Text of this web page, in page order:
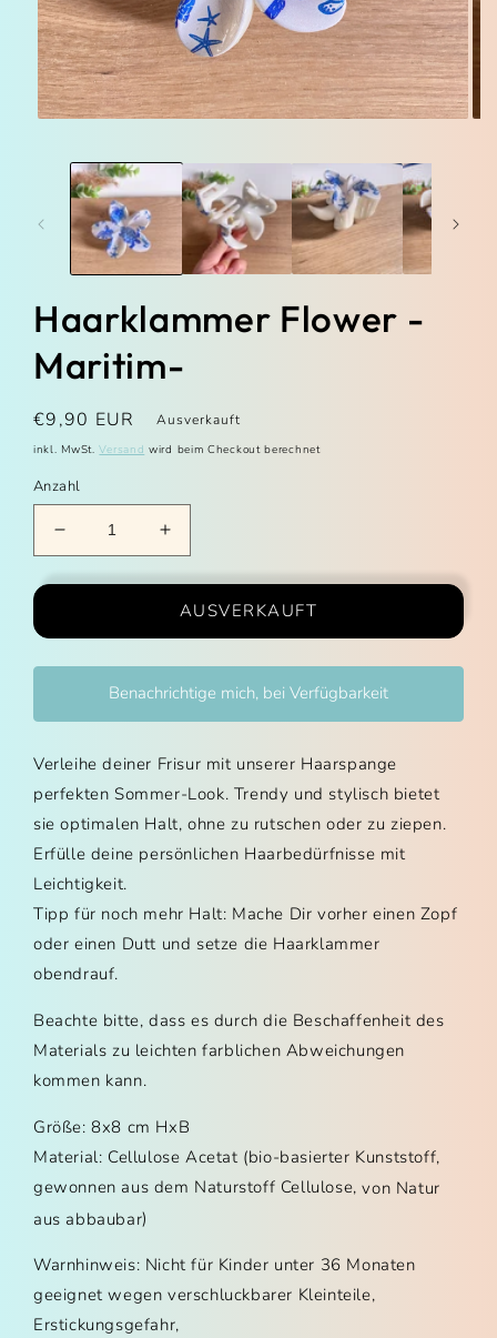
Haarklammer Flower -
Maritim-
Normaler Preis
€9,90 EUR Ausverkauft
inkl. MwSt.Versand wird beim Checkout berechnet
Anzahl
Verringere die Menge für Haarklammer Flower -
Erhöhe die Menge für Haarklammer
AUSVERKAUFT
Benachrichtige mich, bei Verfügbarkeit
Verleihe deiner Frisur mit unserer Haarspange
perfekten Sommer-Look. Trendy und stylisch bietet
sie optimalen Halt, ohne zu rutschen oder zu ziepen.
Erfülle deine persönlichen Haarbedürfnisse mit
Leichtigkeit.
Tipp für noch mehr Halt: Mache Dir vorher einen Zopf
oder einen Dutt und setze die Haarklammer
obendrauf.
Beachte bitte, dass es durch die Beschaffenheit des
Materials zu leichten farblichen Abweichungen
kommen kann.
Größe: 8x8 cm HxB
Material: Cellulose Acetat (bio-basierter Kunststoff,
gewonnen aus dem Naturstoff Cellulose,von Natur
aus abbaubar)
Warnhinweis: Nicht für Kinder unter 36 Monaten
geeignet wegen verschluckbarer Kleinteile,
Erstickungsgefahr,